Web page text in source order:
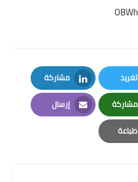
تغريد
Twitter
مشاركة
LinkedIn
مشاركة
Whatsapp
إرسال
Email
طباعة
Print